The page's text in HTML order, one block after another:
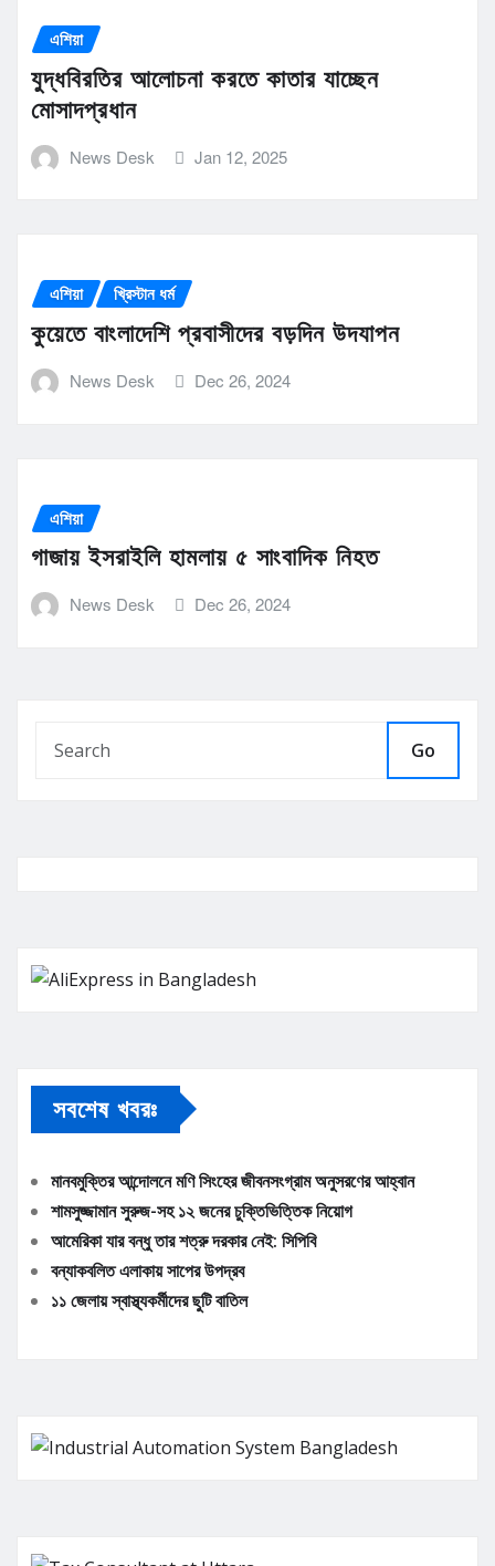
এশিয়া
যুদ্ধবিরতির আলোচনা করতে কাতার যাচ্ছেন
মোসাদপ্রধান
News Desk Jan 12, 2025
এশিয়া খ্রিস্টান ধর্ম
কুয়েতে বাংলাদেশি প্রবাসীদের বড়দিন উদযাপন
News Desk Dec 26, 2024
এশিয়া
গাজায় ইসরাইলি হামলায় ৫ সাংবাদিক নিহত
News Desk Dec 26, 2024
Go
সবশেষ খবরঃ
মানবমুক্তির আন্দোলনে মণি সিংহের জীবনসংগ্রাম অনুসরণের আহ্বান
শামসুজ্জামান সুরুজ-সহ ১২ জনের চুক্তিভিত্তিক নিয়োগ
আমেরিকা যার বন্ধু তার শত্রু দরকার নেই: সিপিবি
বন্যাকবলিত এলাকায় সাপের উপদ্রব
১১ জেলায় স্বাস্থ্যকর্মীদের ছুটি বাতিল